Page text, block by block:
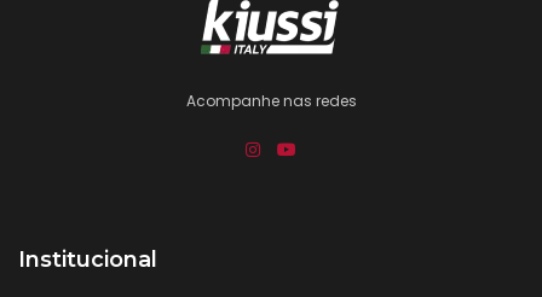
Acompanhe nas redes
Institucional